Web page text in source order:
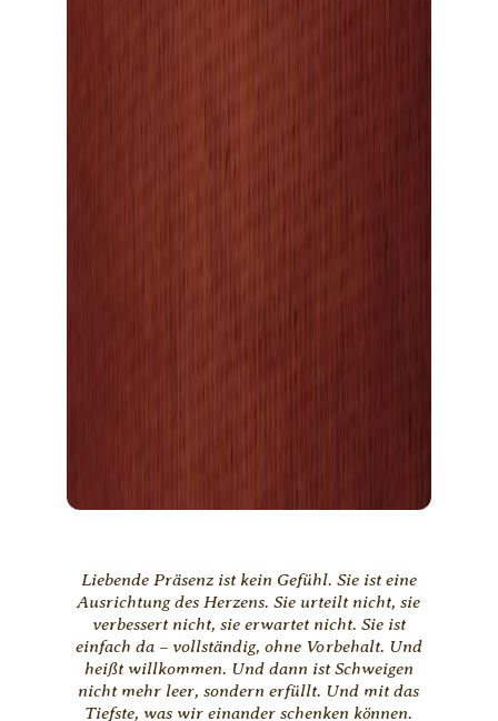
Liebende Präsenz ist kein Gefühl. Sie ist eine
Ausrichtung des Herzens. Sie urteilt nicht, sie
verbessert nicht, sie erwartet nicht. Sie ist
einfach da – vollständig, ohne Vorbehalt. Und
heißt willkommen. Und dann ist Schweigen
nicht mehr leer, sondern erfüllt. Und mit das
Tiefste, was wir einander schenken können.